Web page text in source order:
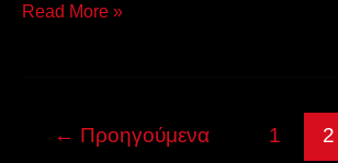
Read More »
← Προηγούμενα 1 2